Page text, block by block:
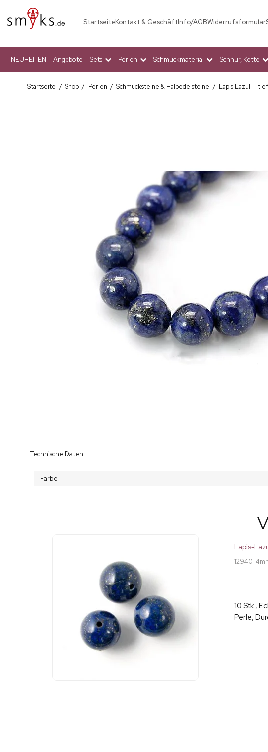
StartseiteKontakt & GeschäftInfo/AGBWiderrufsformular
NEUHEITEN Angebote Sets Perlen Schmuckmaterial Schnur, Kette
Startseite / Shop / Perlen / Schmucksteine & Halbedelsteine / Lapis Lazuli -
Technische Daten
Farbe
Lapis-
12940-
10 Stk.,
Perle,